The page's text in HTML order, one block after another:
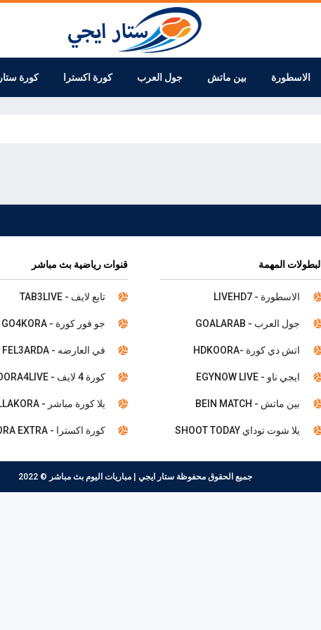
الاسطورة بين ماتش جول العرب كورة اكسترا كورة ستار
البطولات المهمة
الاسطورة - LIVEHD7
جول العرب - GOALARAB
اتش دي كورة -HDKOORA
ايجي ناو - EGYNOW LIVE
بين ماتش - BEIN MATCH
يلا شوت توداي SHOOT TODAY
قنوات رياضية بث مباشر
تابع لايف - TAB3LIVE
جو فور كورة - GO4KORA
في العارضه - FEL3ARDA
كورة 4 لايف - KOORA4LIVE
يلا كورة مباشر - YALLAKORA
كورة اكسترا - KOORA EXTRA
جميع الحقوق محفوظةستار ايجي | مباريات اليوم بث مباشر © 2022